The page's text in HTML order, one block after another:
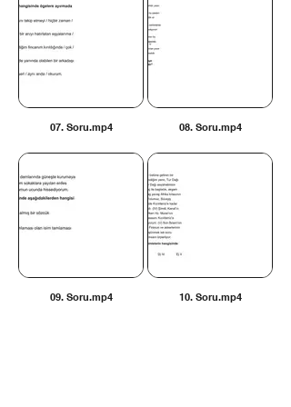
07. Soru.mp4 08. Soru.mp4
09. Soru.mp4 10. Soru.mp4